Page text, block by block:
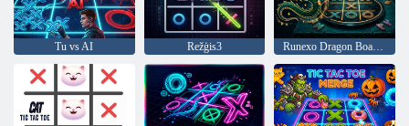
Tu vs AI Režģis3 Runexo Dragon Board Duel